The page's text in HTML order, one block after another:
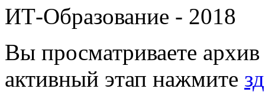
ИТ-Образование - 2018
Вы просматриваете
активный этап нажмите